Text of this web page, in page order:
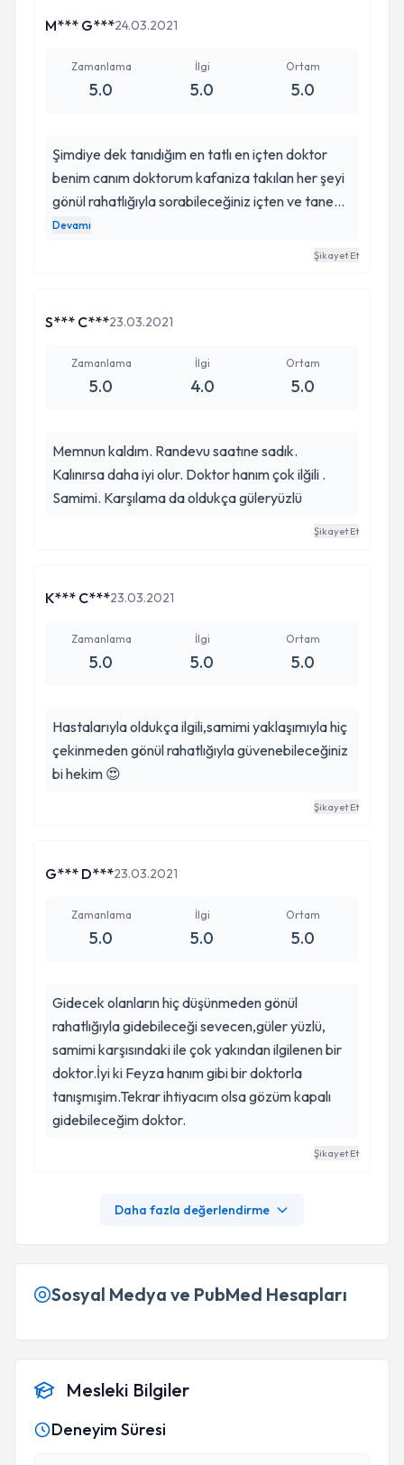
adresim feyza hanim olacaktır
M*** G***24.03.2021
Zamanlama
5.0
İlgi
5.0
Ortam
5.0
Şimdiye dek tanıdığım en tatlı en içten doktor
benim canım doktorum kafaniza takılan her şeyi
gönül rahatlığıyla sorabileceğiniz içten ve tane
tane anlatımıyla asla olumsuz konuşmadan sizi
Devamı
Şikayet Et
S*** C***23.03.2021
Zamanlama
5.0
İlgi
4.0
Ortam
5.0
Memnun kaldım. Randevu saatıne sadık.
Kalınırsa daha iyi olur. Doktor hanım çok ilğili .
Samimi. Karşılama da oldukça güleryüzlü
Şikayet Et
K*** C***23.03.2021
Zamanlama
5.0
İlgi
5.0
Ortam
5.0
Hastalarıyla oldukça ilgili,samimi yaklaşımıyla hiç
çekinmeden gönül rahatlığıyla güvenebileceğiniz
bi hekim 😍
Şikayet Et
G*** D***23.03.2021
Zamanlama
5.0
İlgi
5.0
Ortam
5.0
Gidecek olanların hiç düşünmeden gönül
rahatlığıyla gidebileceği sevecen,güler yüzlü,
samimi karşısındaki ile çok yakından ilgilenen bir
doktor.İyi ki Feyza hanım gibi bir doktorla
tanışmışim.Tekrar ihtiyacım olsa gözüm kapalı
gidebileceğim doktor.
Şikayet Et
Daha fazla değerlendirme
Sosyal Medya ve PubMed Hesapları
Mesleki Bilgiler
Deneyim Süresi